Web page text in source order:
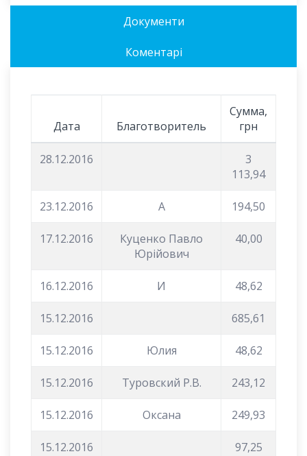
Документи
Коментарі
Дата Благотворитель
Сумма,
грн
28.12.2016
3
113,94
23.12.2016 A 194,50
17.12.2016
Куценко Павло
Юрійович
40,00
16.12.2016 И 48,62
15.12.2016 685,61
15.12.2016 Юлия 48,62
15.12.2016 Туровский Р.В. 243,12
15.12.2016 Оксана 249,93
15.12.2016 97,25